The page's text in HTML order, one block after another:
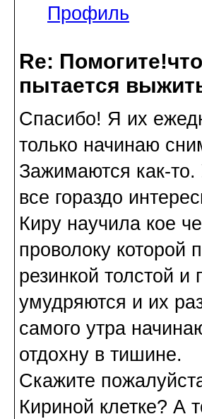
Профиль
Re:
пытается
Спасибо! Я их
только начинаю
Зажимаются как-то.
все гораздо
Киру научила кое
проволоку которой
резинкой толстой и
умудряются и их
самого утра
отдохну в тишине.
Скажите
Кириной клетке? А